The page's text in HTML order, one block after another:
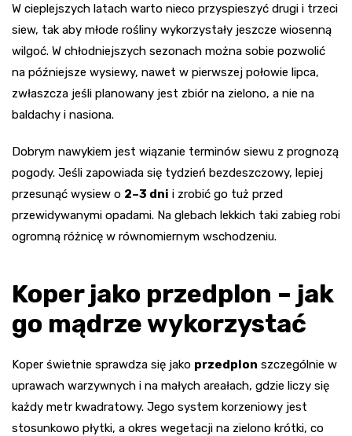
W cieplejszych latach warto nieco przyspieszyć drugi i trzeci
siew, tak aby młode rośliny wykorzystały jeszcze wiosenną
wilgoć. W chłodniejszych sezonach można sobie pozwolić
na późniejsze wysiewy, nawet w pierwszej połowie lipca,
zwłaszcza jeśli planowany jest zbiór na zielono, a nie na
baldachy i nasiona.
Dobrym nawykiem jest wiązanie terminów siewu z prognozą
pogody. Jeśli zapowiada się tydzień bezdeszczowy, lepiej
przesunąć wysiew o 2–3 dni i zrobić go tuż przed
przewidywanymi opadami. Na glebach lekkich taki zabieg robi
ogromną różnicę w równomiernym wschodzeniu.
Koper jako przedplon – jak
go mądrze wykorzystać
Koper świetnie sprawdza się jako przedplon szczególnie w
uprawach warzywnych i na małych areałach, gdzie liczy się
każdy metr kwadratowy. Jego system korzeniowy jest
stosunkowo płytki, a okres wegetacji na zielono krótki, co